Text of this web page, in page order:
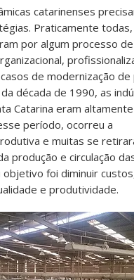
catarinenses
Praticamente
por algum processo de
de modernização de
década de 1990, as
Catarina eram altamente
período, ocorreu a
e muitas se
produção e circulação
objetivo foi diminuir
e produtividade.